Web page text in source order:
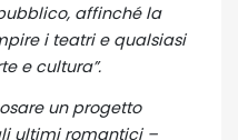
affinché la
i teatri e qualsiasi
e cultura”.
un progetto
ultimi romantici –